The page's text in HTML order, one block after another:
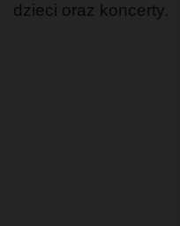
dzieci oraz koncerty.